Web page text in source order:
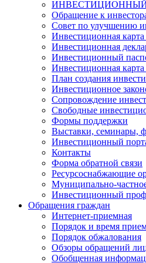
Обращение к
Совет по улучшению
Инвестиционная
Инвестиционная
Инвестиционный
Инвестиционная карта
План создания
Инвестиционное
Сопровождение
Свободные
Формы поддержки
Выставки, семинары,
Инвестиционный
Контакты
Форма обратной связи
Ресурсоснабжающие
Муниципально-
Инвестиционный
Обращения граждан
Интернет-приемная
Порядок и время
Порядок обжалования
Обзоры обращений
Обобщенная